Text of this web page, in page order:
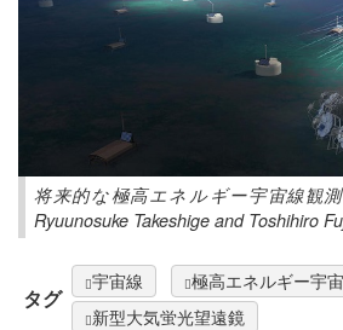
将来的な極高エネルギー宇宙線観
Ryuunosuke Takeshige and Toshihiro
タグ
宇宙線
極高エネルギー宇
新型大気蛍光望遠鏡